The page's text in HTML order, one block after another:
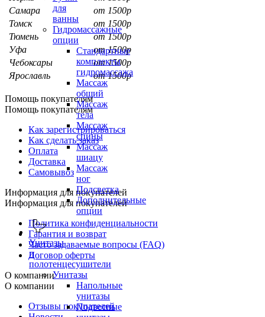
для
ванны
Гидромассажные
опции
Стандартные
комплекты
гидромассажа
Массаж
общий
Массаж
тела
Массаж
спины
Массаж
шиацу
Массаж
ног
Подсветка
Дополнительные
опции
Унитазы
и
полотенцесушители
Унитазы
Напольные
унитазы
Подвесные
Самара
от 1500р
Томск
от 1500р
Тюмень
от 1500р
Уфа
от 1500р
Чебоксары
от 1500р
Ярославль
от 1500р
Помощь покупателям
Помощь покупателям
Как зарегистрироваться
Как сделать заказ
Оплата
Доставка
Самовывоз
Информация для покупателей
Информация для покупателей
Политика конфиденциальности
Гарантия и возврат
Часто задаваемые вопросы (FAQ)
Договор оферты
О компании
О компании
Отзывы покупателей